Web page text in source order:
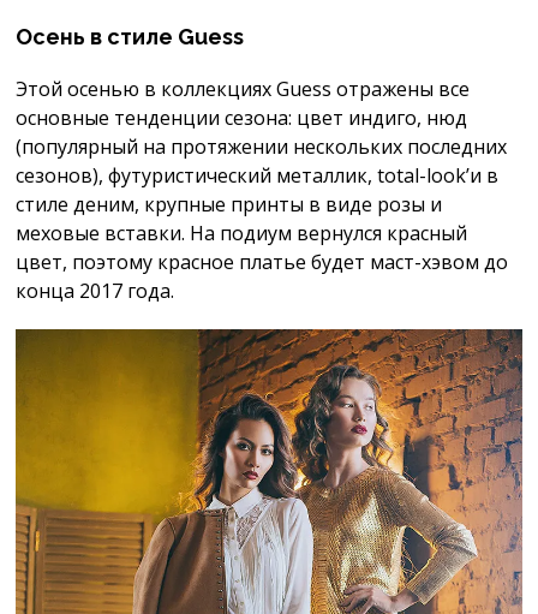
Осень в стиле Guess
Этой осенью в коллекциях Guess отражены все
основные тенденции сезона: цвет индиго, нюд
(популярный на протяжении нескольких последних
сезонов), футуристический металлик, total-look’и в
стиле деним, крупные принты в виде розы и
меховые вставки. На подиум вернулся красный
цвет, поэтому красное платье будет маст-хэвом до
конца 2017 года.